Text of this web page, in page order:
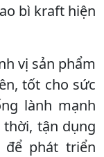
bì kraft hiện
vị sản phẩm
tốt cho sức
lành mạnh
tận dụng
để phát triển